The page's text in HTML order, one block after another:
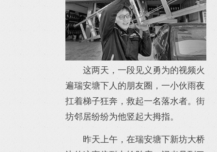
这两天，一段见义勇为的视频火
遍瑞安塘下人的朋友圈，一小伙雨夜
扛着梯子狂奔，救起一名落水者。街
坊邻居纷纷为他竖起大拇指。
昨天上午，在瑞安塘下新坊大桥